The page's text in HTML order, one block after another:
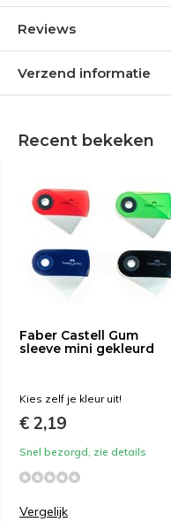
Reviews
Verzend informatie
Recent bekeken
Faber Castell Gum
sleeve mini gekleurd
Kies zelf je kleur uit!
€ 2,19
Snel bezorgd, zie details
Vergelijk